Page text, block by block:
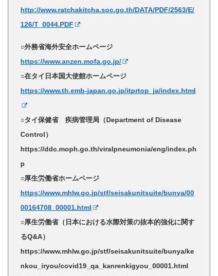
http://www.ratchakitcha.soc.go.th/DATA/PDF/2563/E/
126/T_0044.PDF
○外務省海外安全ホームページ
https://www.anzen.mofa.go.jp/
○在タイ日本国大使館ホームページ
https://www.th.emb-japan.go.jp/itprtop_ja/index.html
○タイ保健省 疾病管理局（Department of Disease
Control）
https://ddc.moph.go.th/viralpneumonia/eng/index.ph
p
○厚生労働省ホームページ
https://www.mhlw.go.jp/stf/seisakunitsuite/bunya/00
00164708_00001.html
○厚生労働省（日本における水際対策の抜本的強化に関す
るQ&A）
https://www.mhlw.go.jp/stf/seisakunitsuite/bunya/ke
nkou_iryou/covid19_qa_kanrenkigyou_00001.html